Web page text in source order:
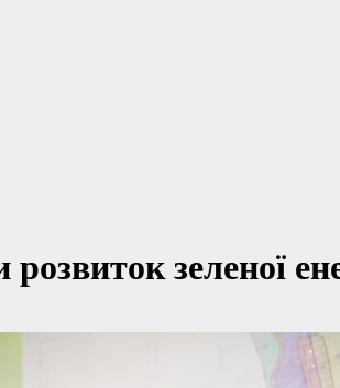
зеленої